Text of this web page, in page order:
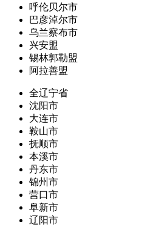
呼伦贝尔市
巴彦淖尔市
乌兰察布市
兴安盟
锡林郭勒盟
阿拉善盟
全辽宁省
沈阳市
大连市
鞍山市
抚顺市
本溪市
丹东市
锦州市
营口市
阜新市
辽阳市